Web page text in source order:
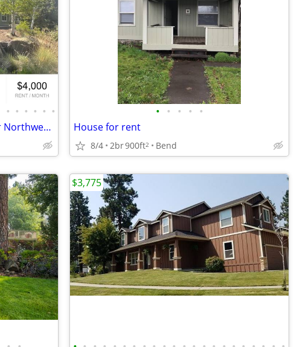
• • • • • •
Beautiful Trailside home right near Northwest Crossing!
• • • • •
House for rent
8/4 2br900ft2 Bend
$3,775